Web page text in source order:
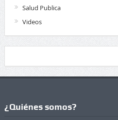
Salud Publica
Videos
¿Quiénes somos?